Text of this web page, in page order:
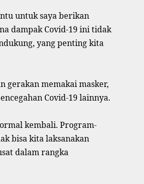
untuk saya berikan
dampak Covid-19 ini tidak
yang penting kita
gerakan memakai masker,
Covid-19 lainnya.
kembali. Program-
bisa kita laksanakan
dalam rangka